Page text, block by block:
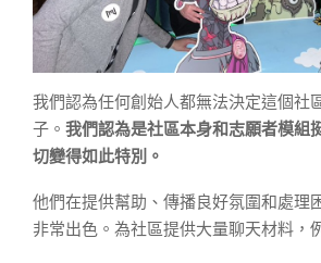
我們認為任何創始人都無法決定這個社
子。 我們認為是社區本身和志願者模組
切變得如此特別。
他們在提供幫助、傳播良好氛圍和處理
非常出色。為社區提供大量聊天材料，